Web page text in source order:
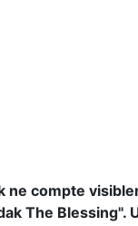
ne compte
The